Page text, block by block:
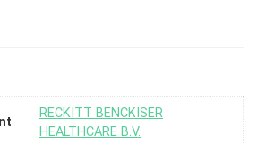
‎RECKITT BENCKISER
HEALTHCARE B.V.